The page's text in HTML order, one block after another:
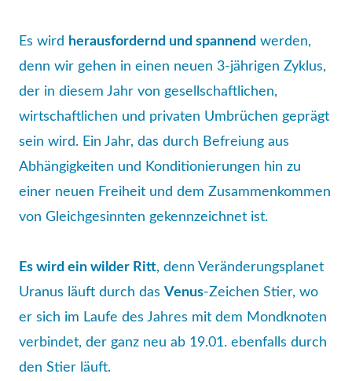
Newsletter
-
Abo
Es wird herausfordernd und spannend werden,
denn wir gehen in einen neuen 3-jährigen Zyklus,
der in diesem Jahr von gesellschaftlichen,
wirtschaftlichen und privaten Umbrüchen geprägt
sein wird. Ein Jahr, das durch Befreiung aus
Abhängigkeiten und Konditionierungen hin zu
einer neuen Freiheit und dem Zusammenkommen
von Gleichgesinnten gekennzeichnet ist.
Es wird ein wilder Ritt, denn Veränderungsplanet
Uranus läuft durch dasVenus-Zeichen Stier, wo
er sich im Laufe des Jahres mit dem Mondknoten
verbindet, der ganz neu ab 19.01. ebenfalls durch
den Stier läuft.